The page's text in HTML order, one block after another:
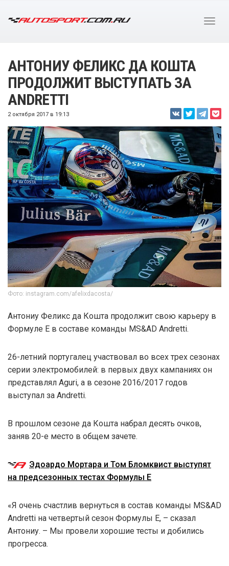
АНТОНИУ ФЕЛИКС ДА КОШТА
ПРОДОЛЖИТ ВЫСТУПАТЬ ЗА
ANDRETTI
2 октября 2017 в 19:13
Фото: instagram.com/afelixdacosta/
Антониу Феликс да Кошта продолжит свою карьеру в
Формуле Е в составе команды MS&AD Andretti.
26-летний португалец участвовал во всех трех сезонах
серии электромобилей: в первых двух кампаниях он
представлял Aguri, а в сезоне 2016/2017 годов
выступал за Andretti.
В прошлом сезоне да Кошта набрал десять очков,
заняв 20-е место в общем зачете.
Эдоардо Мортара и Том Бломквист выступят
на предсезонных тестах Формулы E
«Я очень счастлив вернуться в состав команды MS&AD
Andretti на четвертый сезон Формулы Е, – сказал
Антониу. – Мы провели хорошие тесты и добились
прогресса.